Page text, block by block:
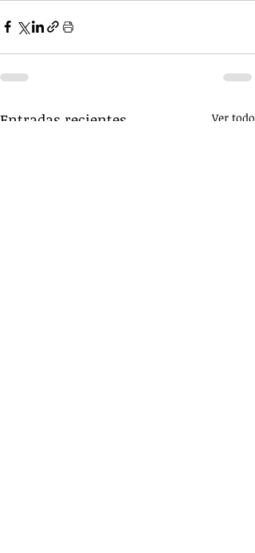
Entradas recientes Ver todo